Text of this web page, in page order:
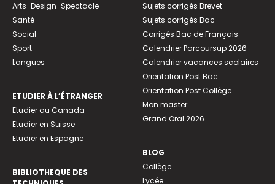
Arts-Design-Spectacle
Santé
Social
Sport
Langues
ETUDIER À L’ÉTRANGER
Etudier au Canada
Etudier en Suisse
Etudier en Espagne
BIBLIOTHEQUE DES
Sujets corrigés Brevet
Sujets corrigés Bac
Corrigés Bac de Français
Calendrier Parcoursup 2026
Calendrier vacances scolaires
Orientation Post Bac
Orientation Post Collège
Mon master
Grand Oral 2026
BLOG
Collège
Lycée